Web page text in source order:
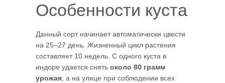
Особенности куста
Данный сорт начинает автоматически цвести
на 25–27 день. Жизненный цикл растения
составляет 10 недель. С одного куста в
индоре удается снять около 80 грамм
урожая, а на улице при соблюдении всех